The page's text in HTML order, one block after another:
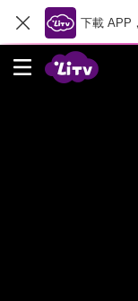
下載 APP